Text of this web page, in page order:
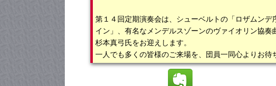
第１４回定期演奏会は、シューベルトの「ロザムンデ
イン」、有名なメンデルスゾーンのヴァイオリン協
杉本真弓氏をお迎えします。
一人でも多くの皆様のご来場を、団員一同心よりお待